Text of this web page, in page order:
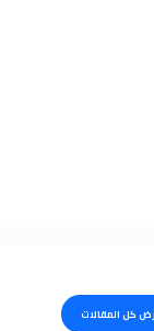
كل المقالات